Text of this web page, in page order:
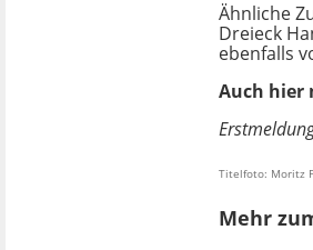
Ähnliche
Dreieck
ebenfalls
Auch hier
Titelfoto: Moritz
Mehr